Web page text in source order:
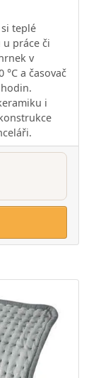
teplé
práce či
v
a časovač
i